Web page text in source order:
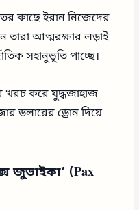
কাছে ইরান নিজেদের
তারা আত্মরক্ষার লড়াই
সহানুভূতি পাচ্ছে।
খরচ করে যুদ্ধজাহাজ
ডলারের ড্রোন দিয়ে
জুডাইকা’ (Pax